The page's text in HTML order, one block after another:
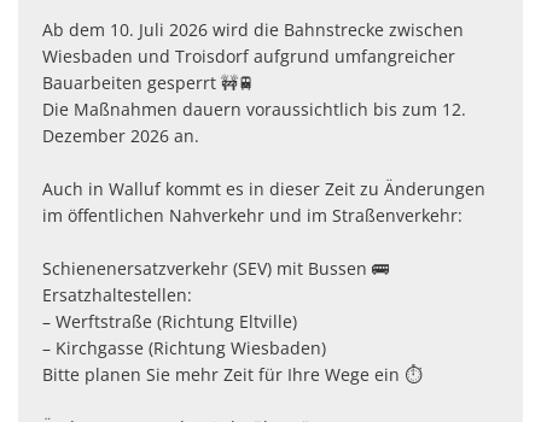
Ab dem 10. Juli 2026 wird die Bahnstrecke zwischen
Wiesbaden und Troisdorf aufgrund umfangreicher
Bauarbeiten gesperrt 🚧🚆
Die Maßnahmen dauern voraussichtlich bis zum 12.
Dezember 2026 an.
Auch in Walluf kommt es in dieser Zeit zu Änderungen
im öffentlichen Nahverkehr und im Straßenverkehr:
Schienenersatzverkehr (SEV) mit Bussen 🚌
Ersatzhaltestellen:
– Werftstraße (Richtung Eltville)
– Kirchgasse (Richtung Wiesbaden)
Bitte planen Sie mehr Zeit für Ihre Wege ein ⏱️